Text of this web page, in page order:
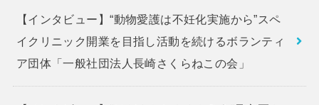
【インタビュー】“動物愛護は不妊化実施から”スペ
イクリニック開業を目指し活動を続けるボランティ
ア団体「一般社団法人長崎さくらねこの会」